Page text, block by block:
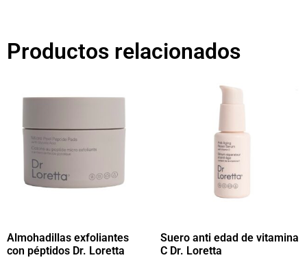
Productos relacionados
Almohadillas exfoliantes
con péptidos Dr. Loretta
Suero anti edad de vitamina
C Dr. Loretta